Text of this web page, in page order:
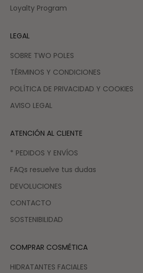
Loyalty Program
LEGAL
SOBRE TWO POLES
TÉRMINOS Y CONDICIONES
POLÍTICA DE PRIVACIDAD Y COOKIES
AVISO LEGAL
ATENCIÓN AL CLIENTE
* PEDIDOS Y ENVÍOS
FAQs resuelve tus dudas
DEVOLUCIONES
CONTACTO
SOSTENIBILIDAD
COMPRAR COSMÉTICA
HIDRATANTES FACIALES